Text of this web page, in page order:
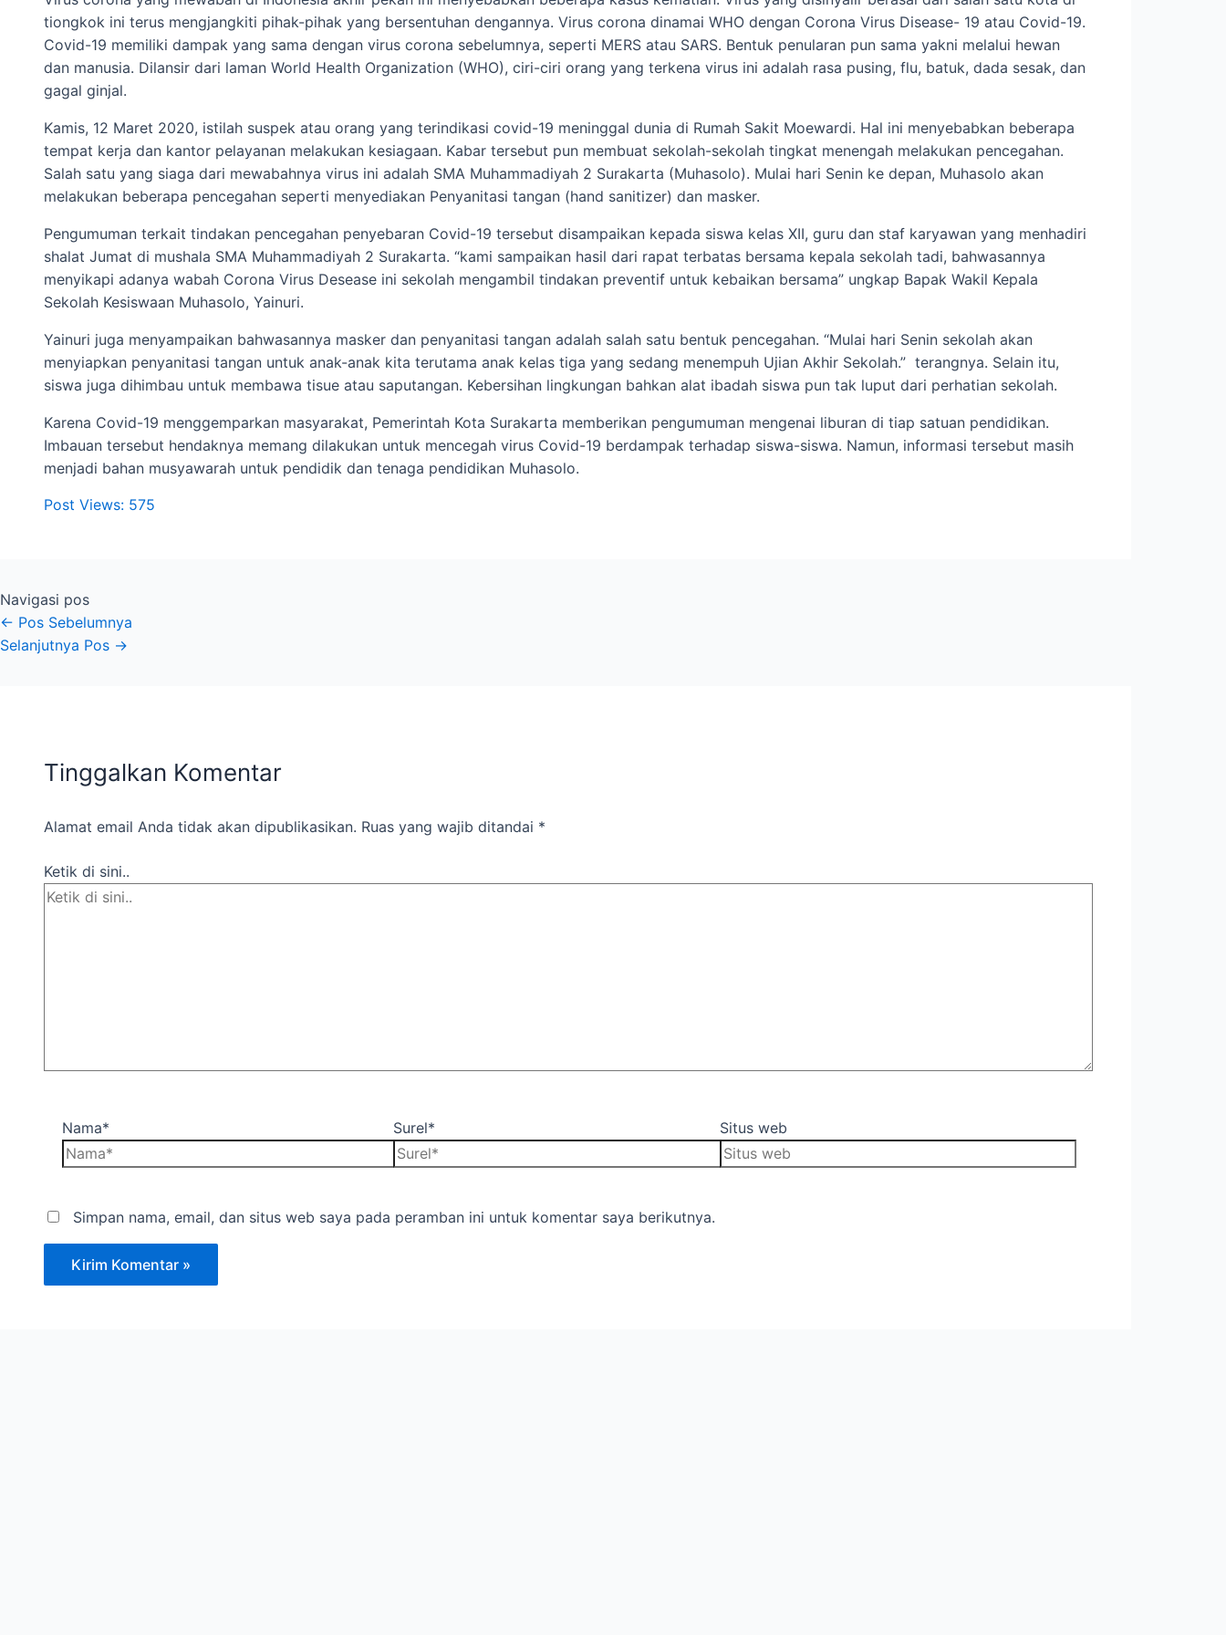
tiongkok ini terus mengjangkiti pihak-pihak yang bersentuhan dengannya. Virus corona dinamai WHO dengan Corona Virus Disease- 19 atau Covid-19.
Covid-19 memiliki dampak yang sama dengan virus corona sebelumnya, seperti MERS atau SARS. Bentuk penularan pun sama yakni melalui hewan
dan manusia. Dilansir dari laman World Health Organization (WHO), ciri-ciri orang yang terkena virus ini adalah rasa pusing, flu, batuk, dada sesak, dan
gagal ginjal.
Kamis, 12 Maret 2020, istilah suspek atau orang yang terindikasi covid-19 meninggal dunia di Rumah Sakit Moewardi. Hal ini menyebabkan beberapa
tempat kerja dan kantor pelayanan melakukan kesiagaan. Kabar tersebut pun membuat sekolah-sekolah tingkat menengah melakukan pencegahan.
Salah satu yang siaga dari mewabahnya virus ini adalah SMA Muhammadiyah 2 Surakarta (Muhasolo). Mulai hari Senin ke depan, Muhasolo akan
melakukan beberapa pencegahan seperti menyediakan Penyanitasi tangan (hand sanitizer) dan masker.
Pengumuman terkait tindakan pencegahan penyebaran Covid-19 tersebut disampaikan kepada siswa kelas XII, guru dan staf karyawan yang menhadiri
shalat Jumat di mushala SMA Muhammadiyah 2 Surakarta. “kami sampaikan hasil dari rapat terbatas bersama kepala sekolah tadi, bahwasannya
menyikapi adanya wabah Corona Virus Desease ini sekolah mengambil tindakan preventif untuk kebaikan bersama” ungkap Bapak Wakil Kepala
Sekolah Kesiswaan Muhasolo, Yainuri.
Yainuri juga menyampaikan bahwasannya masker dan penyanitasi tangan adalah salah satu bentuk pencegahan. “Mulai hari Senin sekolah akan
menyiapkan penyanitasi tangan untuk anak-anak kita terutama anak kelas tiga yang sedang menempuh Ujian Akhir Sekolah.” terangnya. Selain itu,
siswa juga dihimbau untuk membawa tisue atau saputangan. Kebersihan lingkungan bahkan alat ibadah siswa pun tak luput dari perhatian sekolah.
Karena Covid-19 menggemparkan masyarakat, Pemerintah Kota Surakarta memberikan pengumuman mengenai liburan di tiap satuan pendidikan.
Imbauan tersebut hendaknya memang dilakukan untuk mencegah virus Covid-19 berdampak terhadap siswa-siswa. Namun, informasi tersebut masih
menjadi bahan musyawarah untuk pendidik dan tenaga pendidikan Muhasolo.
Post Views: 575
Navigasi pos
← Pos Sebelumnya
Selanjutnya Pos →
Tinggalkan Komentar
Alamat email Anda tidak akan dipublikasikan. Ruas yang wajib ditandai *
Ketik di sini..
Nama* Surel* Situs web
Simpan nama, email, dan situs web saya pada peramban ini untuk komentar saya berikutnya.